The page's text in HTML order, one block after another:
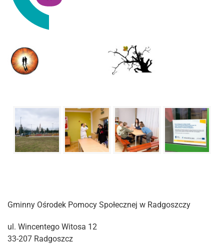
Gminny Ośrodek Pomocy Społecznej w Radgoszczy
ul. Wincentego Witosa 12
33-207 Radgoszcz